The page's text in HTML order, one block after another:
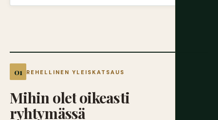
REHELLINEN YLEISKATSAUS
Mihin oletoikeasti
ryhtymässä